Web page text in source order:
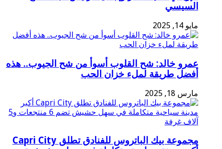
السيسي
مايو 14, 2025
عمرو خالد: شح القلوب أسوأ من شح الجيوب.. هذه
أفضل طريقة لملء خزان الحب
مارس 18, 2025
مجموعة بيك الباتروس للفنادق تطلق Capri City